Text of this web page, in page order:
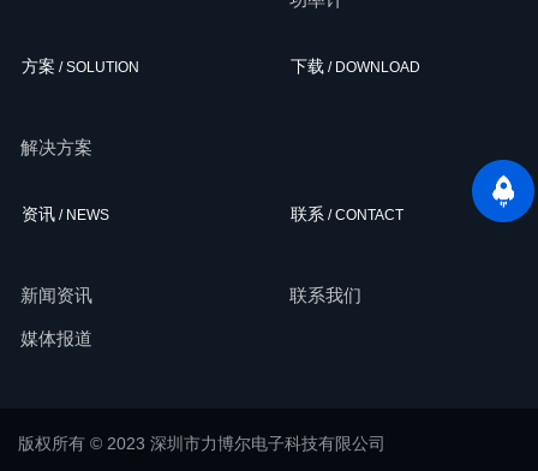
方案 / SOLUTION
解决方案
下载 / DOWNLOAD
资讯 / NEWS
新闻资讯
媒体报道
联系 / CONTACT
联系我们
版权所有 © 2023 深圳市力博尔电子科技有限公司